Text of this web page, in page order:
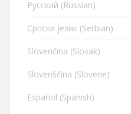
Русский (Russian)
Cрпски језик (Serbian)
Slovenčina (Slovak)
Slovenščina (Slovene)
Español (Spanish)